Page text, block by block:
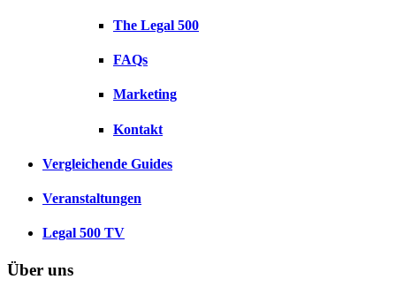
The Legal 500
FAQs
Marketing
Kontakt
Vergleichende Guides
Veranstaltungen
Legal 500 TV
Über uns